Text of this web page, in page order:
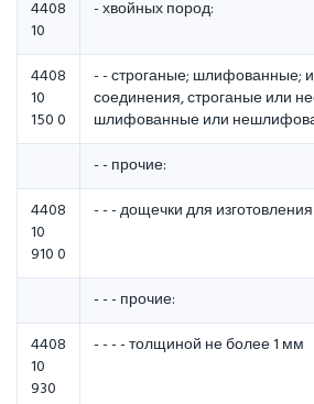
4408
10
- хвойных пород:
4408
10
150 0
- - строганые; шлифованные;
соединения, строганые или
шлифованные или
- - прочие:
4408
10
910 0
- - - дощечки для
- - - прочие:
4408
10
930
- - - - толщиной не более 1 мм